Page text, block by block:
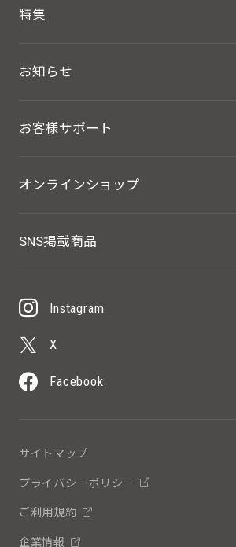
特集
お知らせ
お客様サポート
オンラインショップ
SNS掲載商品
Instagram
X
Facebook
サイトマップ
プライバシーポリシー
ご利用規約
企業情報